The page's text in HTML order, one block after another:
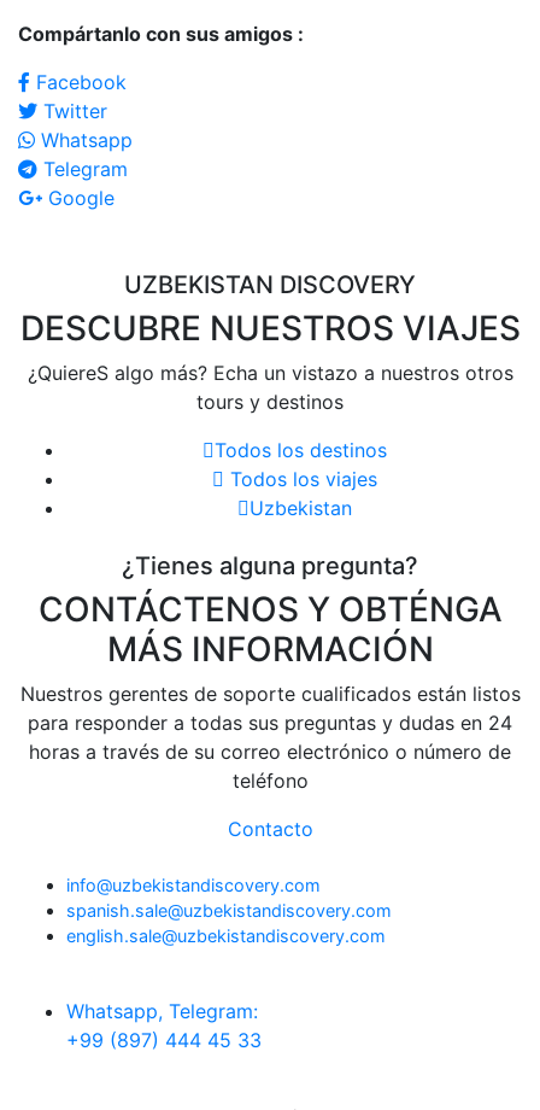
Compártanlo con sus amigos :
Facebook
Twitter
Whatsapp
Telegram
Google
UZBEKISTAN DISCOVERY
DESCUBRE NUESTROS VIAJES
¿QuiereS algo más? Echa un vistazo a nuestros otros
tours y destinos
Todos los destinos
Todos los viajes
Uzbekistan
¿Tienes alguna pregunta?
CONTÁCTENOS Y OBTÉNGA
MÁS INFORMACIÓN
Nuestros gerentes de soporte cualificados están listos
para responder a todas sus preguntas y dudas en 24
horas a través de su correo electrónico o número de
teléfono
Contacto
info@uzbekistandiscovery.com
spanish.sale@uzbekistandiscovery.com
english.sale@uzbekistandiscovery.com
Whatsapp, Telegram:
+99 (897) 444 45 33